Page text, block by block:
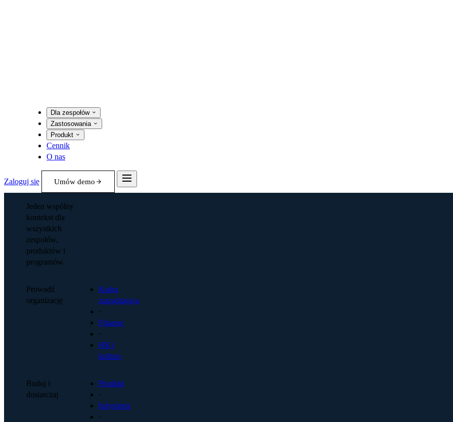
Dla zespołów
Zastosowania
Produkt
Cennik
O nas
Zaloguj się Umów demo
Jeden wspólny
kontekst dla
wszystkich
zespołów,
produktów i
programów.
Prowadź
organizację
Kadra
zarządzająca
·
Finanse
·
HR i
kultura
Buduj i
dostarczaj
Produkt
·
Inżynieria
·